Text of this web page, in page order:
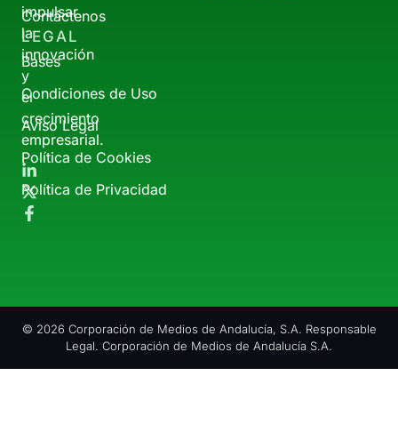
impulsar
la
innovación
y
el
crecimiento
empresarial.
Contáctenos
LEGAL
Bases
Condiciones de Uso
Aviso Legal
Política de Cookies
Política de Privacidad
© 2026 Corporación de Medios de Andalucía, S.A. Responsable
Legal. Corporación de Medios de Andalucía S.A.